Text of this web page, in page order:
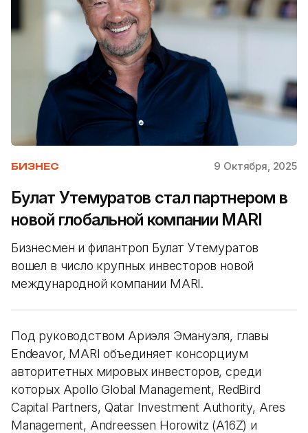
БИЗНЕС 9 Октября, 2025
Булат Утемуратов стал партнером в
новой глобальной компании MARI
Бизнесмен и филантроп Булат Утемуратов
вошел в число крупных инвесторов новой
международной компании MARI.
Под руководством Ариэля Эмануэля, главы
Endeavor, MARI объединяет консорциум
авторитетных мировых инвесторов, среди
которых Apollo Global Management, RedBird
Capital Partners, Qatar Investment Authority, Ares
Management, Andreessen Horowitz (A16Z) и